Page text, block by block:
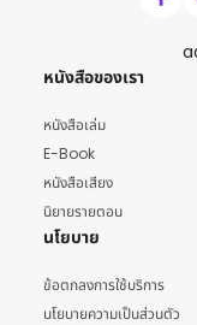
หนังสือของเรา
หนังสือเล่ม
E-Book
หนังสือเสียง
นิยายรายตอน
นโยบาย
ข้อตกลงการใช้บริการ
นโยบายความเป็นส่วนตัว